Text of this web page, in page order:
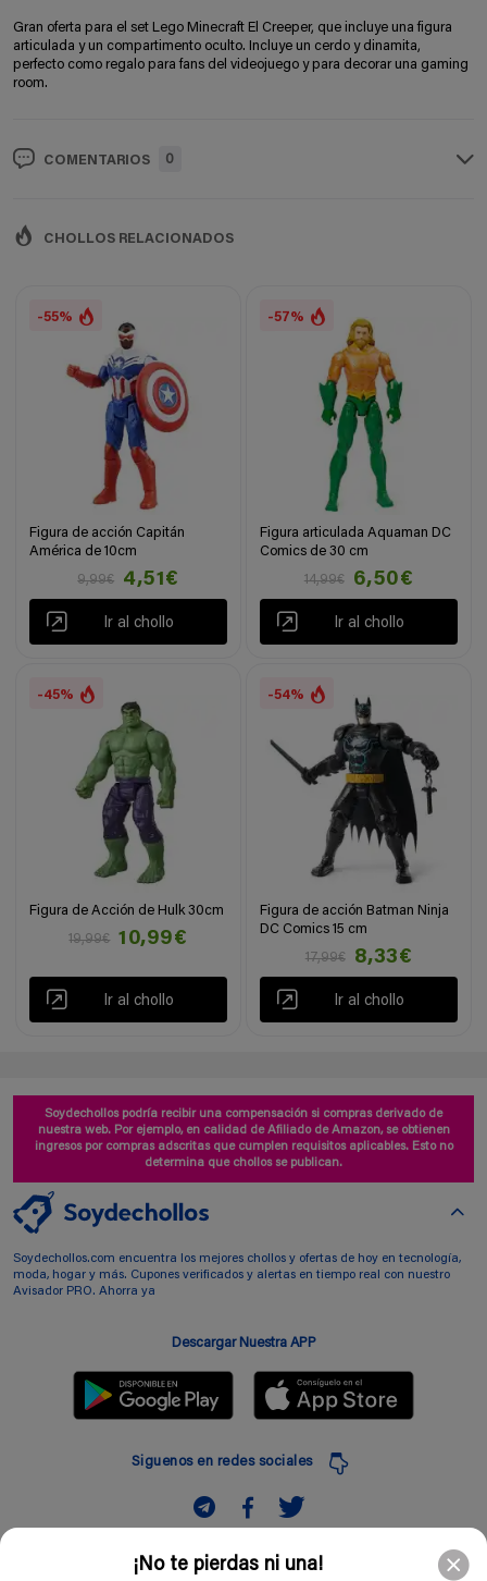
¡No te pierdas ni una!
Gran oferta para el set Lego Minecraft El Creeper, que incluye una figura
articulada y un compartimento oculto. Incluye un cerdo y dinamita,
perfecto como regalo para fans del videojuego y para decorar una gaming
room.
COMENTARIOS 0
CHOLLOS RELACIONADOS
-55%
Figura de acción Capitán
América de 10cm
9,99€
4,51€
Ir al chollo
-57%
Figura articulada Aquaman DC
Comics de 30 cm
14,99€
6,50€
Ir al chollo
-45%
Figura de Acción de Hulk 30cm
19,99€
10,99€
Ir al chollo
-54%
Figura de acción Batman Ninja
DC Comics 15 cm
17,99€
8,33€
Ir al chollo
Soydechollos podría recibir una compensación si compras derivado de
nuestra web. Por ejemplo, en calidad de Afiliado de Amazon, se obtienen
ingresos por compras adscritas que cumplen requisitos aplicables. Esto no
determina que chollos se publican.
Soydechollos.com encuentra los mejores chollos y ofertas de hoy en tecnología,
moda, hogar y más. Cupones verificados y alertas en tiempo real con nuestro
Avisador PRO. Ahorra ya
Descargar Nuestra APP
Siguenos en redes sociales
Suscribir